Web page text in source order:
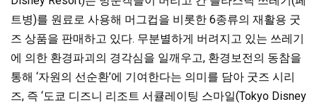
트병)를 원료로 사용해 머그컵을 비롯한 6종류의 재활용 굿
즈 상품을 판매하고 있다. 무분별하게 버려지고 있는 쓰레기
에 의한 환경파괴의 경각심을 일깨우고, 환경보전의 동참을
통해 ‘자원의 선순환’에 기여한다는 의미를 담아 굿즈 시리
즈, 즉 ‘도쿄 디즈니 리조트 서큘레이팅 스마일(Tokyo Disney